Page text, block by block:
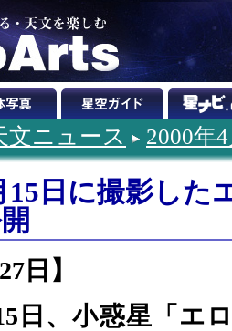
文ニュース 2000年
15日に撮影した
日】
日、小惑星「エ